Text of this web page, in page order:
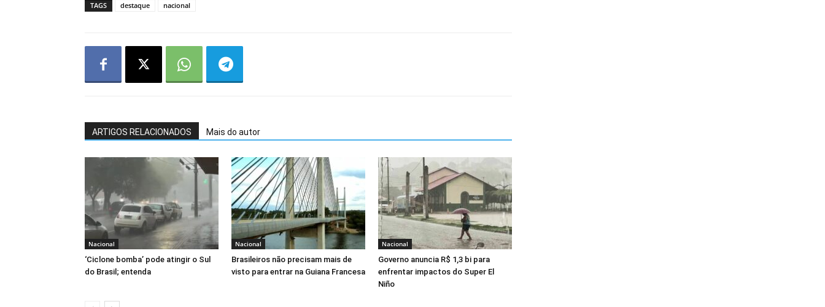
TAGS destaque nacional
ARTIGOS RELACIONADOS Mais do autor
Nacional
‘Ciclone bomba’ pode atingir o Sul
do Brasil; entenda
Nacional
Brasileiros não precisam mais de
visto para entrar na Guiana Francesa
Nacional
Governo anuncia R$ 1,3 bi para
enfrentar impactos do Super El
Niño